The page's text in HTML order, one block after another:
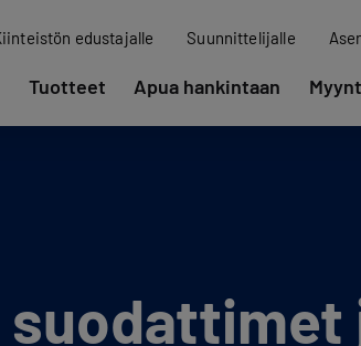
edustajalle Suunnittelijalle
Tuotteet Apua hankintaan